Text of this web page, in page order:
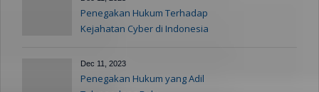
Penegakan Hukum Terhadap
Kejahatan Cyber di Indonesia
Dec 11, 2023
Penegakan Hukum yang Adil